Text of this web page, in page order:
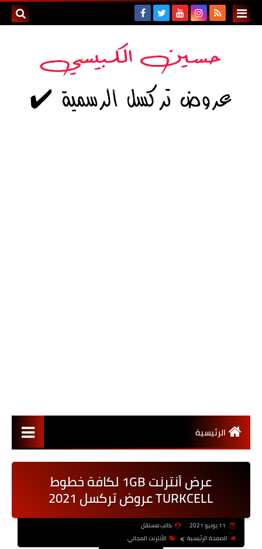
الرئيسية
عرض أنترنت 1GB لكافة خطوط
TURKCELL عروض تركسل 2021
كاتب مستقل
الصفحة الرئيسية
الأنترنت المجاني